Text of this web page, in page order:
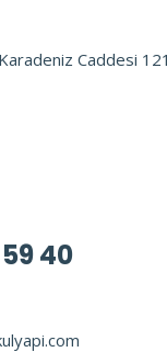
Caddesi
40